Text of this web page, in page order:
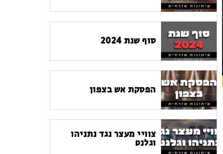
סוף שנת 2024
הפסקת אש בצפון
צוויי מעצר נגד נתניהו
וגלנט